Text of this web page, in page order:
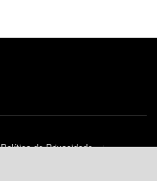
Política de Privacidade